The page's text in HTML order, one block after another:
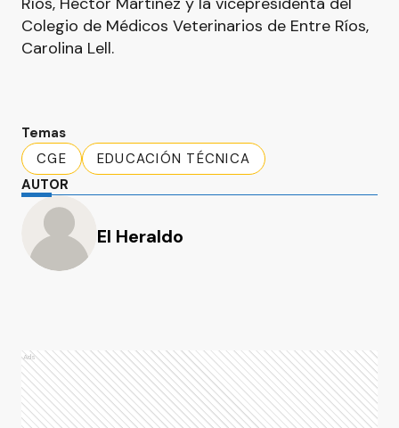
Colegio de Médicos Veterinarios de Entre Ríos,
Carolina Lell.
Temas
CGE
EDUCACIÓN TÉCNICA
AUTOR
El Heraldo
Ads